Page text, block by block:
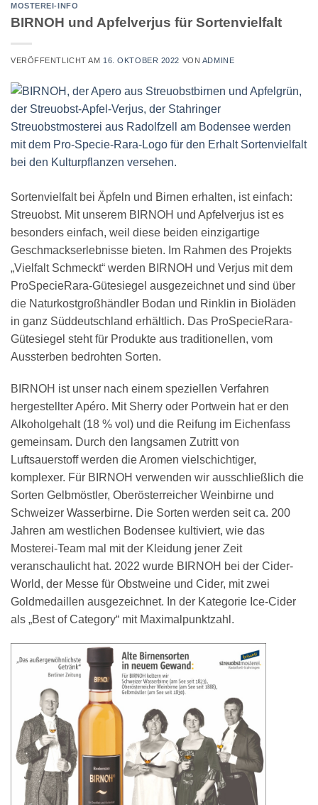
MOSTEREI-INFO
BIRNOH und Apfelverjus für Sortenvielfalt
VERÖFFENTLICHT AM 16. OKTOBER 2022 VON ADMINE
Sortenvielfalt bei Äpfeln und Birnen erhalten, ist einfach:
Streuobst. Mit unserem BIRNOH und Apfelverjus ist es
besonders einfach, weil diese beiden einzigartige
Geschmackserlebnisse bieten. Im Rahmen des Projekts
„Vielfalt Schmeckt“ werden BIRNOH und Verjus mit dem
ProSpecieRara-Gütesiegel ausgezeichnet und sind über
die Naturkostgroßhändler Bodan und Rinklin in Bioläden
in ganz Süddeutschland erhältlich. Das ProSpecieRara-
Gütesiegel steht für Produkte aus traditionellen, vom
Aussterben bedrohten Sorten.
BIRNOH ist unser nach einem speziellen Verfahren
hergestellter Apéro. Mit Sherry oder Portwein hat er den
Alkoholgehalt (18 % vol) und die Reifung im Eichenfass
gemeinsam. Durch den langsamen Zutritt von
Luftsauerstoff werden die Aromen vielschichtiger,
komplexer. Für BIRNOH verwenden wir ausschließlich die
Sorten Gelbmöstler, Oberösterreicher Weinbirne und
Schweizer Wasserbirne. Die Sorten werden seit ca. 200
Jahren am westlichen Bodensee kultiviert, wie das
Mosterei-Team mal mit der Kleidung jener Zeit
veranschaulicht hat. 2022 wurde BIRNOH bei der Cider-
World, der Messe für Obstweine und Cider, mit zwei
Goldmedaillen ausgezeichnet. In der Kategorie Ice-Cider
als „Best of Category“ mit Maximalpunktzahl.